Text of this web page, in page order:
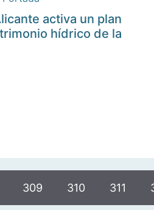
activa un plan
hídrico de la
309 310 311